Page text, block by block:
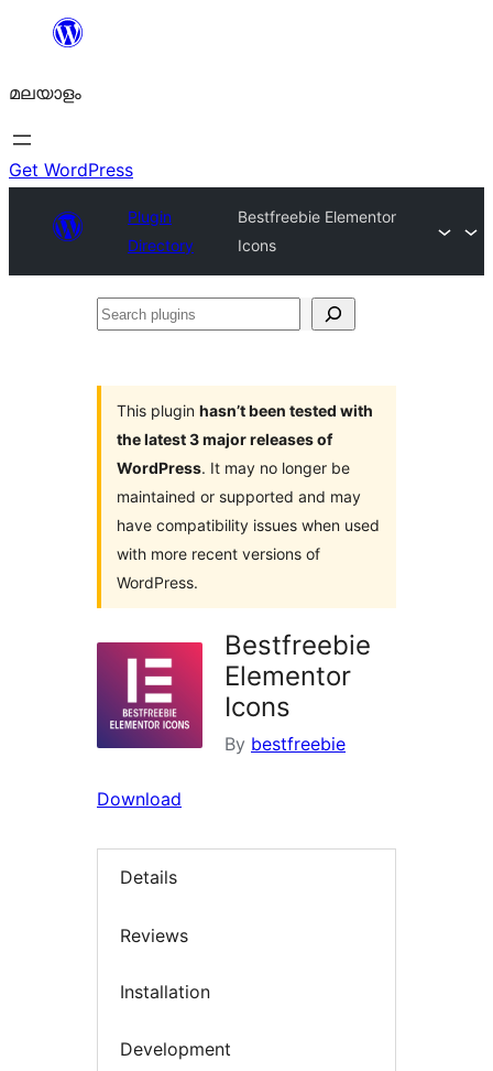
ഉള്ളടക്കത്തിലേക്ക്
മലയാളം
Get WordPress
Plugin
Directory
Bestfreebie Elementor
Icons
Search
This plugin hasn’t been tested with
the latest 3 major releases of
WordPress. It may no longer be
maintained or supported and may
have compatibility issues when used
with more recent versions of
WordPress.
Bestfreebie
Elementor
Icons
By bestfreebie
Download
Details
Reviews
Installation
Development